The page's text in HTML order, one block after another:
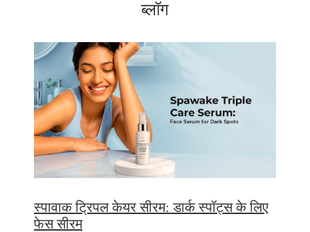
ब्लॉग
स्पावाक ट्रिपल केयर सीरम: डार्क स्पॉट्स के लिए
फेस सीरम